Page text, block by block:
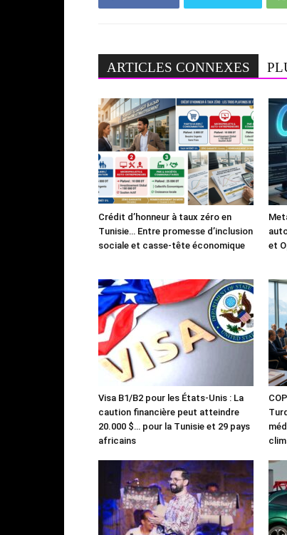
ARTICLES CONNEXES
Crédit d’honneur à taux zéro en
Tunisie… Entre promesse d’inclusion
sociale et casse-tête économique
et
Visa B1/B2 pour les États-Unis : La
caution financière peut atteindre
20.000 $… pour la Tunisie et 29 pays
africains